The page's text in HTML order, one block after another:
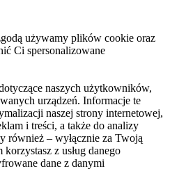
używamy plików cookie oraz
Ci spersonalizowane
naszych użytkowników,
urządzeń. Informacje te
naszej strony internetowej,
i treści, a także do analizy
również – wyłącznie za Twoją
z usług danego
dane z danymi